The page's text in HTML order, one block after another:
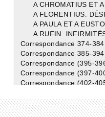
Correspondance 374-384
Correspondance 385-394
Correspondance (395-
Correspondance (397-
Correspondance (402-